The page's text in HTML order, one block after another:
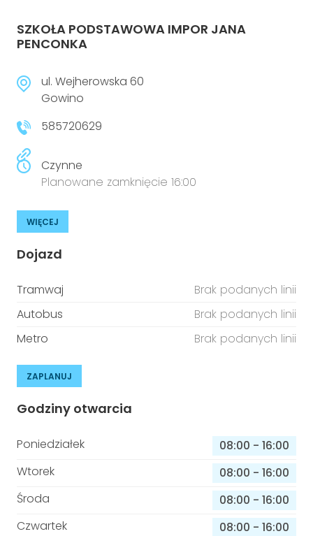
SZKOŁA PODSTAWOWA IMPOR JANA
PENCONKA
ul. Wejherowska 60
Gowino
585720629
Czynne
Planowane zamknięcie 16:00
WIĘCEJ
Dojazd
Tramwaj
Brak podanych linii
Autobus
Brak podanych linii
Metro
Brak podanych linii
ZAPLANUJ
Godziny otwarcia
Poniedziałek 08:00 - 16:00
Wtorek
08:00 - 16:00
Środa
08:00 - 16:00
Czwartek
08:00 - 16:00